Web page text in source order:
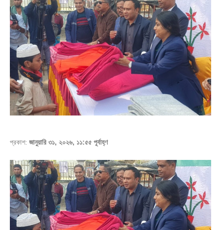
প্রকাশ: জানুয়ারি ৩১, ২০২৬, ১১:৫৫ পূর্বাহ্ণ